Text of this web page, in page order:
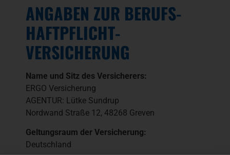
ANGABEN ZUR BERUFS­
HAFTPFLICHT­
VERSICHERUNG
Name und Sitz des Versicherers:
ERGO Versicherung
AGENTUR: Lütke Sundrup
Nordwand Straße 12, 48268 Greven
Geltungsraum der Versicherung:
Deutschland